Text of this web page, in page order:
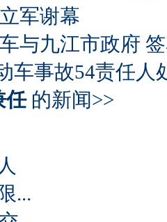
军谢幕
与九江市政府
车事故54责任人
任的新闻>>
...